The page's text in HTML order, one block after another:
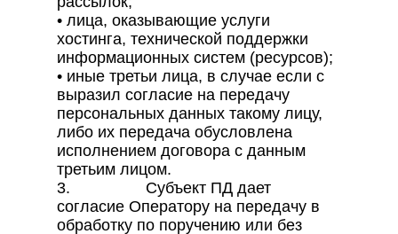
• лица, оказывающие услуги
хостинга, технической поддержки
информационных систем (ресурсов);
• иные третьи лица, в случае если с
выразил согласие на передачу
персональных данных такому лицу,
либо их передача обусловлена
исполнением договора с данным
третьим лицом.
3. Субъект ПД дает
согласие Оператору на передачу в
обработку по поручению или без